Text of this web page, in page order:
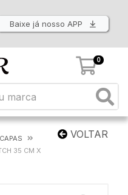
Baixe já nosso APP
0
VOLTAR
CAPAS
35 CM X